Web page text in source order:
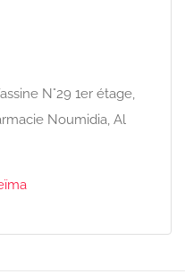
N°29 1er étage,
Noumidia, Al